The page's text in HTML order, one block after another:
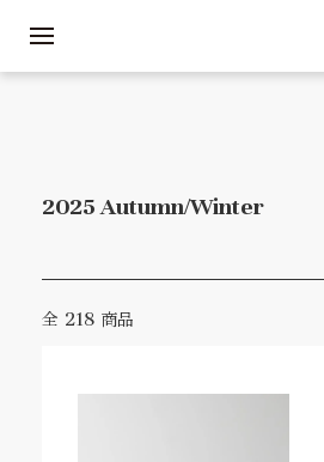
2025 Autumn/Winter
全 218 商品